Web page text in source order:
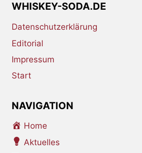
WHISKEY-SODA.DE
Datenschutzerklärung
Editorial
Impressum
Start
NAVIGATION
Home
Aktuelles